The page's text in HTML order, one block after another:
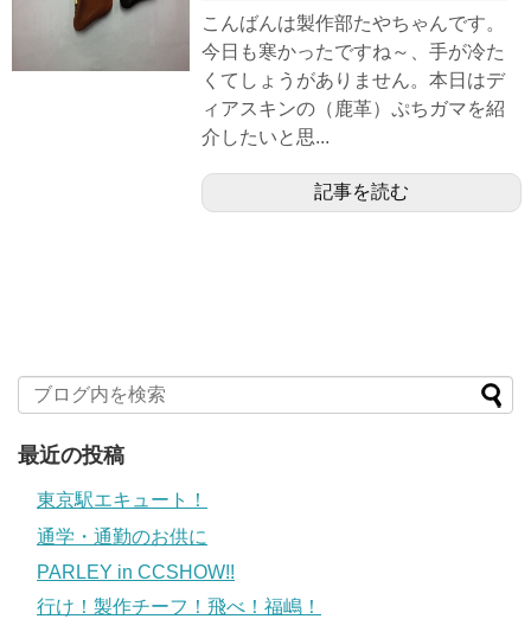
こんばんは製作部たやちゃんです。
今日も寒かったですね～、手が冷た
くてしょうがありません。本日はデ
ィアスキンの（鹿革）ぷちガマを紹
介したいと思...
記事を読む
最近の投稿
東京駅エキュート！
通学・通勤のお供に
PARLEY in CCSHOW!!
行け！製作チーフ！飛べ！福嶋！